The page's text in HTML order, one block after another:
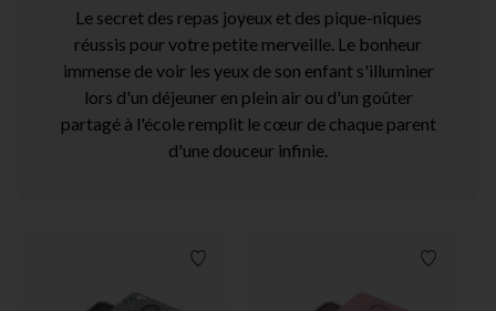
Le secret des repas joyeux et des pique-niques
réussis pour votre petite merveille. Le bonheur
immense de voir les yeux de son enfant s'illuminer
lors d'un déjeuner en plein air ou d'un goûter
partagé à l'école remplit le cœur de chaque parent
d'une douceur infinie.
Liste de souhaits Liste de